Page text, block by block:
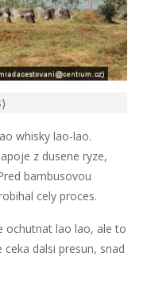
whisky lao-lao.
z dusene ryze,
bambusovou
cely proces.
ochutnat lao lao, ale to
dalsi presun, snad